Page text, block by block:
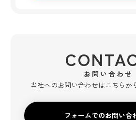
お問い合わせ
当社へのお問い合わせはこちらか
フォームでのお問い合